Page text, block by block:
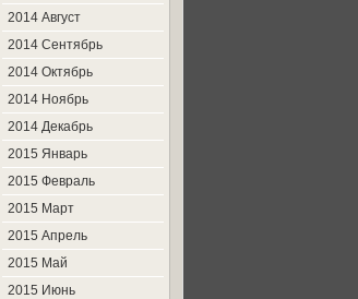
2014 Август
2014 Сентябрь
2014 Октябрь
2014 Ноябрь
2014 Декабрь
2015 Январь
2015 Февраль
2015 Март
2015 Апрель
2015 Май
2015 Июнь